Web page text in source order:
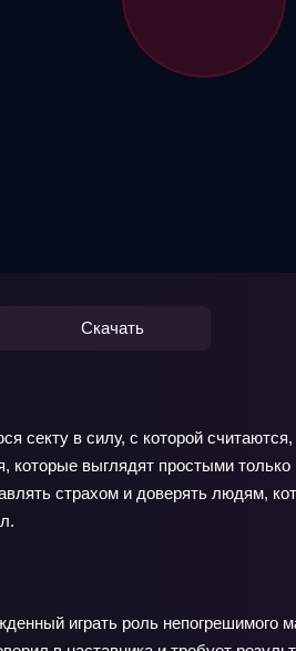
Скачать
секту в силу, с которой
выглядят простыми
страхом и доверять людям,
играть роль непогрешимого